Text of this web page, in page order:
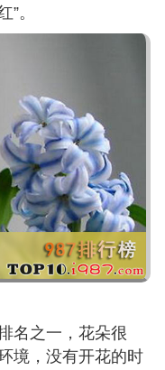
”。
名之一，花朵很
境，没有开花的时